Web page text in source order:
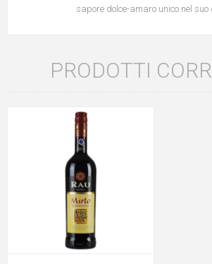
sapore dolce-amaro unico nel suo
PRODOTTI